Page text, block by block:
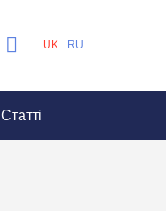
UK RU
Статті